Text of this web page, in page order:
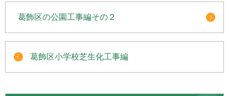
葛飾区の公園工事編その２
葛飾区小学校芝生化工事編